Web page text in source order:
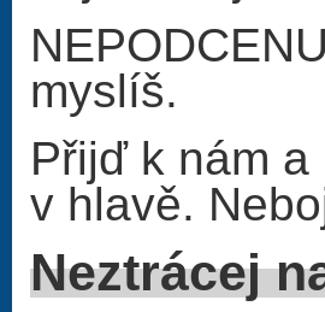
myslíš.
Přijď k nám
v hlavě.